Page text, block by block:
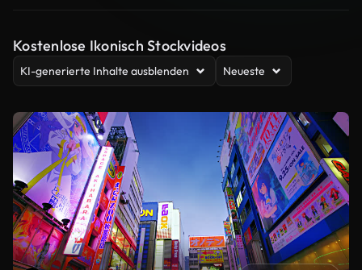
Kostenlose Ikonisch Stockvideos
KI-generierte Inhalte ausblenden Neueste